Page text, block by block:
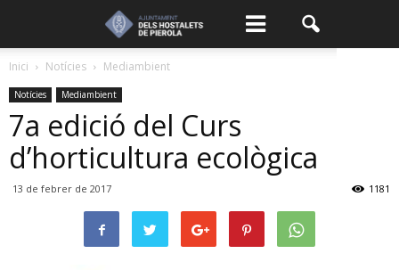
Inici Notícies Mediambient
Notícies Mediambient
7a edició del Curs
d’horticultura ecològica
13 de febrer de 2017 1181